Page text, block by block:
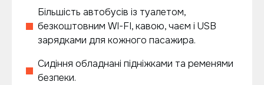
Більшість автобусів із туалетом,
безкоштовним WI-FI, кавою, чаєм і USB
зарядками для кожного пасажира.
Сидіння обладнані підніжками та ременями
безпеки.